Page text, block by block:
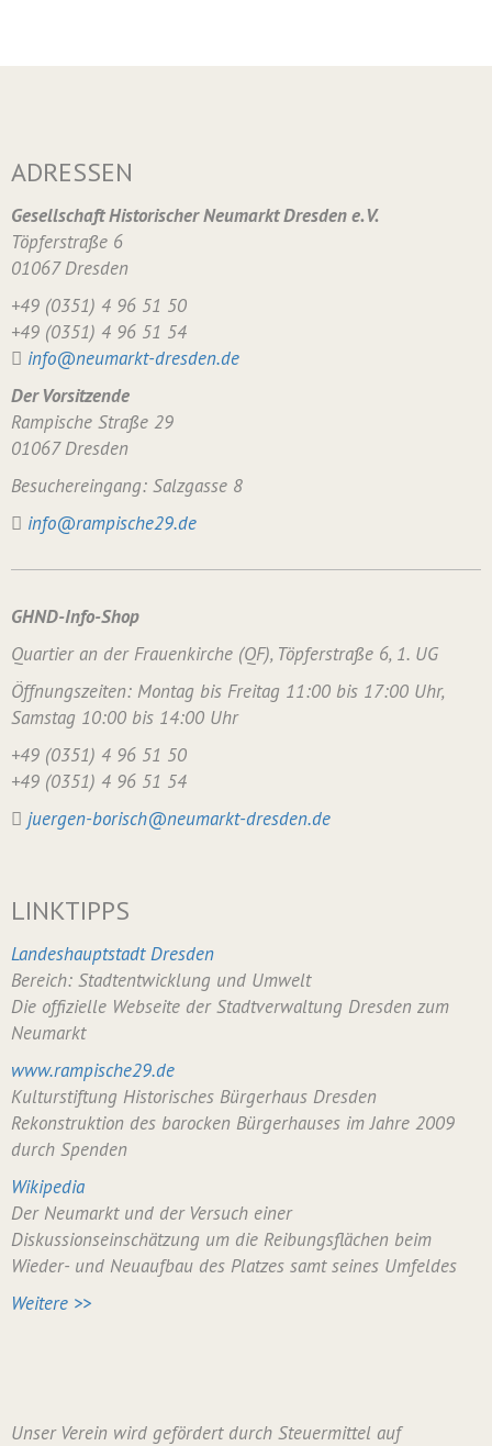
ADRESSEN
Gesellschaft Historischer Neumarkt Dresden e. V.
Töpferstraße 6
01067 Dresden
+49 (0351) 4 96 51 50
+49 (0351) 4 96 51 54
info@neumarkt-dresden.de
Der Vorsitzende
Rampische Straße 29
01067 Dresden
Besuchereingang: Salzgasse 8
info@rampische29.de
GHND-Info-Shop
Quartier an der Frauenkirche (QF), Töpferstraße 6, 1. UG
Öffnungszeiten: Montag bis Freitag 11:00 bis 17:00 Uhr,
Samstag 10:00 bis 14:00 Uhr
+49 (0351) 4 96 51 50
+49 (0351) 4 96 51 54
juergen-borisch@neumarkt-dresden.de
LINKTIPPS
Landeshauptstadt Dresden
Bereich: Stadtentwicklung und Umwelt
Die offizielle Webseite der Stadtverwaltung Dresden zum
Neumarkt
www.rampische29.de
Kulturstiftung Historisches Bürgerhaus Dresden
Rekonstruktion des barocken Bürgerhauses im Jahre 2009
durch Spenden
Wikipedia
Der Neumarkt und der Versuch einer
Diskussionseinschätzung um die Reibungsflächen beim
Wieder- und Neuaufbau des Platzes samt seines Umfeldes
Weitere >>
Unser Verein wird gefördert durch Steuermittel auf